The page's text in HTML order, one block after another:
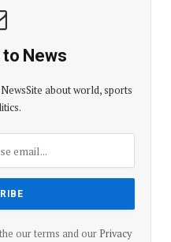
News
about world, sports
our terms and our Privacy